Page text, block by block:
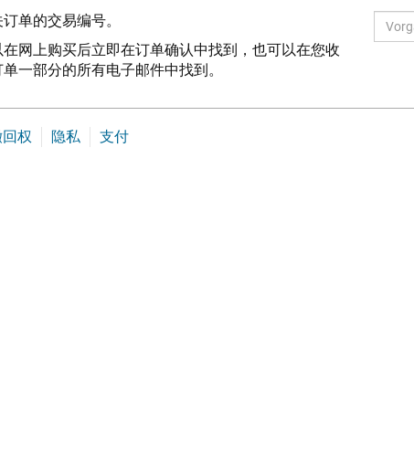
单的交易编号。
网上购买后立即在订单确认中找到，也可以在您收
一部分的所有电子邮件中找到。
权 隐私 支付